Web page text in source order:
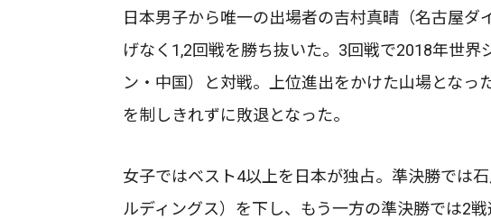
日本男子から唯一の出場者の吉村真晴（名古屋ダ
げなく1,2回戦を勝ち抜いた。3回戦で2018年世界
ン・中国）と対戦。上位進出をかけた山場となっ
を制しきれずに敗退となった。
女子ではベスト4以上を日本が独占。準決勝では
ルディングス）を下し、もう一方の準決勝では2